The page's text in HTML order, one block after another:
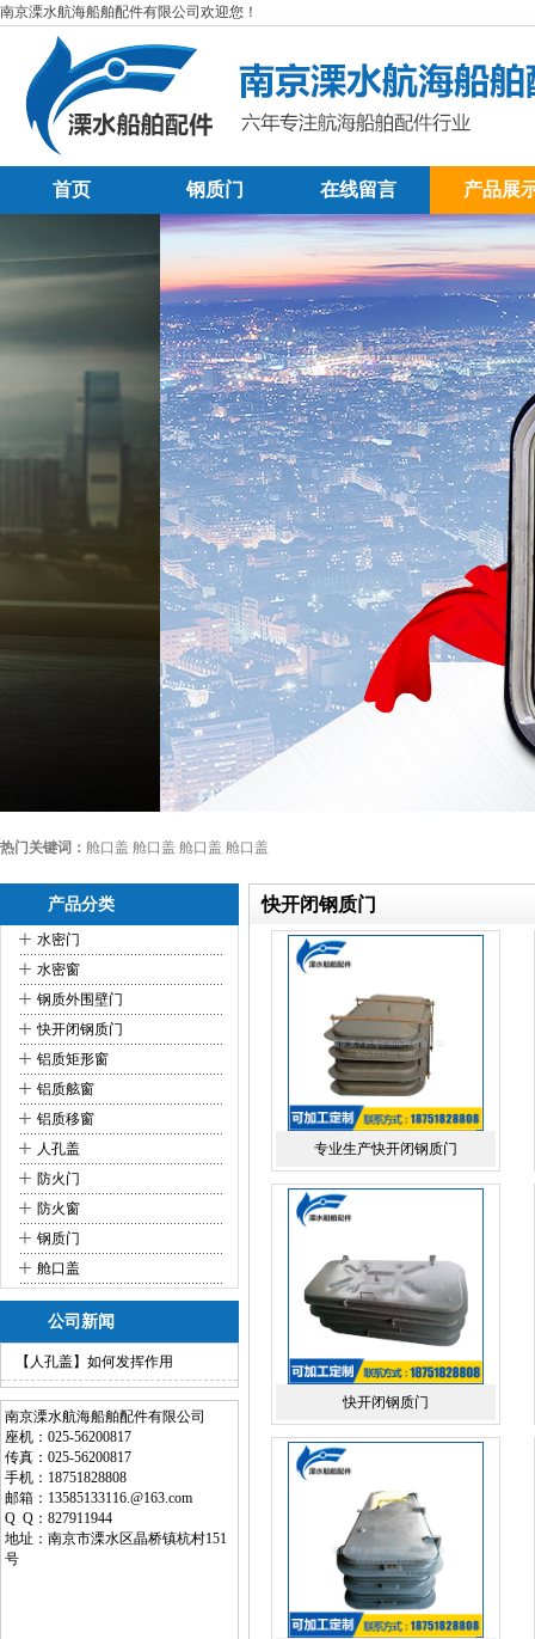
南京溧水航海船舶配件有限公司欢迎您！
首页 钢质门 在线留言 产品展
热门关键词： 舱口盖 舱口盖 舱口盖 舱口盖
产品分类
+ 水密门
+ 水密窗
+ 钢质外围壁门
+ 快开闭钢质门
+ 铝质矩形窗
+ 铝质舷窗
+ 铝质移窗
+ 人孔盖
+ 防火门
+ 防火窗
+ 钢质门
+ 舱口盖
公司新闻
【人孔盖】如何发挥作用
南京溧水航海船舶配件有限公司
座机：025-56200817
传真：025-56200817
手机：18751828808
邮箱：13585133116.@163.com
Q Q：827911944
地址：南京市溧水区晶桥镇杭村151
号
快开闭钢质门
专业生产快开闭钢质门
快开闭钢质门